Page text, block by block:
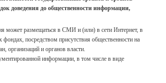
доведения до общественности информации,
может размещаться в СМИ и (или) в сети Интернет, в
посредством присутствия общественности на
организаций и органов власти.
информации, в том числе в виде